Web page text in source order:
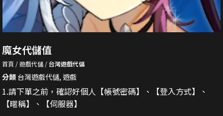
魔女代儲值
首頁 遊戲代儲 台灣遊戲代儲
分類 台灣遊戲代儲, 遊戲
1.請下單之前，確認好個人【帳號密碼】、【登入方式】、
【暱稱】、【伺服器】